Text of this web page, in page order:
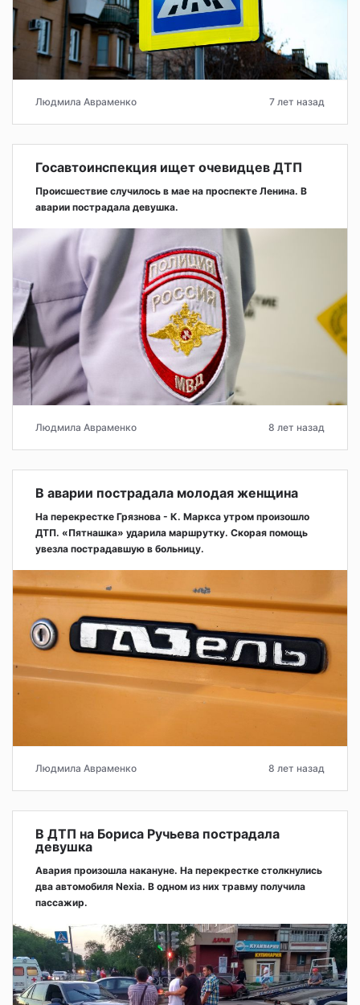
Людмила Авраменко 7 лет назад
Госавтоинспекция ищет очевидцев ДТП
Происшествие случилось в мае на проспекте Ленина. В
аварии пострадала девушка.
Людмила Авраменко 8 лет назад
В аварии пострадала молодая женщина
На перекрестке Грязнова - К. Маркса утром произошло
ДТП. «Пятнашка» ударила маршрутку. Скорая помощь
увезла пострадавшую в больницу.
Людмила Авраменко 8 лет назад
В ДТП на Бориса Ручьева пострадала
девушка
Авария произошла накануне. На перекрестке столкнулись
два автомобиля Nexia. В одном из них травму получила
пассажир.